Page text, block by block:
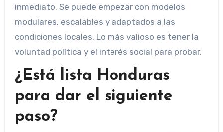
inmediato. Se puede empezar con modelos
modulares, escalables y adaptados a las
condiciones locales. Lo más valioso es tener la
voluntad política y el interés social para probar.
¿Está lista Honduras
para dar el siguiente
paso?